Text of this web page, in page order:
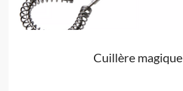
Cuillère magique